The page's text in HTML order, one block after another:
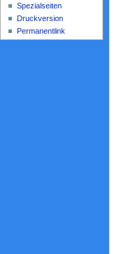
Spezialseiten
Druckversion
Permanentlink